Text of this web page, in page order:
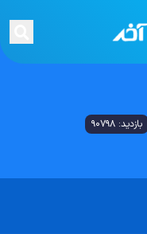
بازدید: 90798